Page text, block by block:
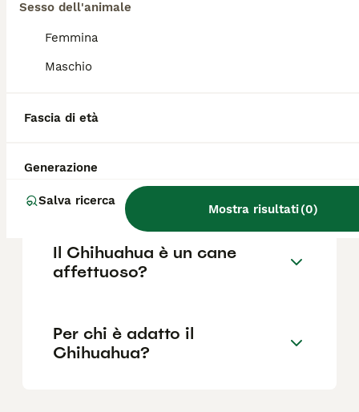
Sesso dell'animale
Femmina
Maschio
Fascia di età
Generazione
Salva ricerca
Mostra risultati(0)
razza pura in Italia è di circa 689€ ,anche se
come il pedigree, la reputazione
Quali sono i difetti del
Chihuahua?
Il Chihuahua è aggressivo?
Il Chihuahua è un cane
affettuoso?
Per chi è adatto il
Chihuahua?